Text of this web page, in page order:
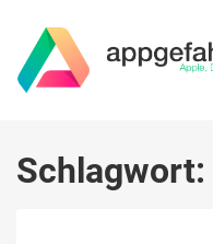
Schlagwort: